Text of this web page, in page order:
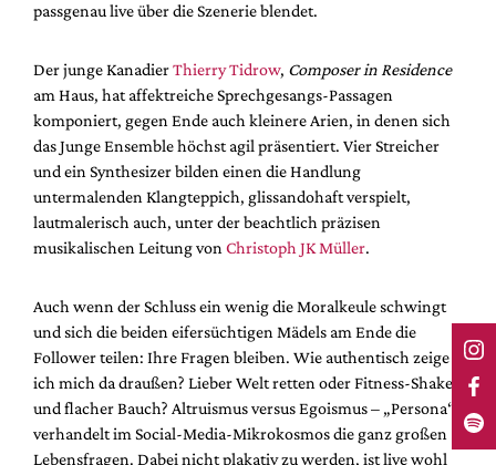
passgenau live über die Szenerie blendet.
Der junge KanadierThierry Tidrow, Composer in Residence
am Haus, hat affektreiche Sprechgesangs-Passagen
komponiert, gegen Ende auch kleinere Arien, in denen sich
das Junge Ensemble höchst agil präsentiert. Vier Streicher
und ein Synthesizer bilden einen die Handlung
untermalenden Klangteppich, glissandohaft verspielt,
lautmalerisch auch, unter der beachtlich präzisen
musikalischen Leitung von Christoph JK Müller.
Auch wenn der Schluss ein wenig die Moralkeule schwingt
und sich die beiden eifersüchtigen Mädels am Ende die
Follower teilen: Ihre Fragen bleiben. Wie authentisch zeige
ich mich da draußen? Lieber Welt retten oder Fitness-Shake
und flacher Bauch? Altruismus versus Egoismus – „Persona“
verhandelt im Social-Media-Mikrokosmos die ganz großen
Lebensfragen. Dabei nicht plakativ zu werden, ist live wohl